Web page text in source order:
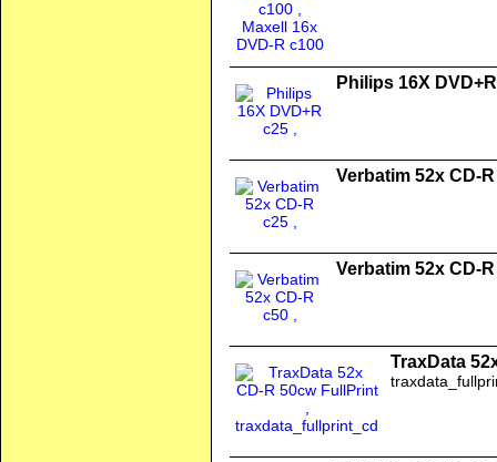
Philips 16X
Verbatim 52x CD-
Verbatim 52x CD-
TraxData